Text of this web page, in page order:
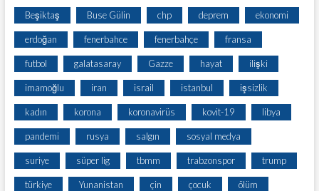
Beşiktaş Buse Gülin chp deprem ekonomi
erdoğan fenerbahce fenerbahçe fransa
futbol galatasaray Gazze hayat ilişki
imamoğlu iran israil istanbul işsizlik
kadın korona koronavirüs kovit-19 libya
pandemi rusya salgın sosyal medya
suriye süper lig tbmm trabzonspor trump
türkiye Yunanistan çin çocuk ölüm